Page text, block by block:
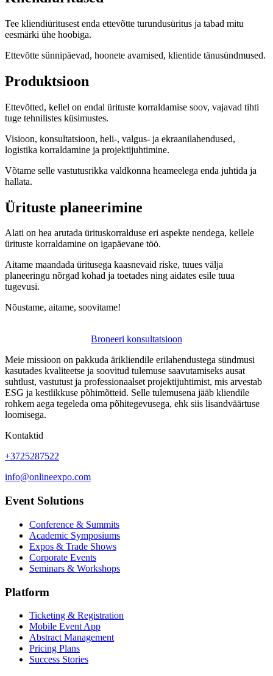
Tee kliendiüritusest enda ettevõtte turundusüritus ja tabad mitu
eesmärki ühe hoobiga.
Ettevõtte sünnipäevad, hoonete avamised, klientide tänusündmused.
Produktsioon
Ettevõtted, kellel on endal ürituste korraldamise soov, vajavad tihti
tuge tehnilistes küsimustes.
Visioon, konsultatsioon, heli-, valgus- ja ekraanilahendused,
logistika korraldamine ja projektijuhtimine.
Võtame selle vastutusrikka valdkonna heameelega enda juhtida ja
hallata.
Ürituste planeerimine
Alati on hea arutada ürituskorralduse eri aspekte nendega, kellele
ürituste korraldamine on igapäevane töö.
Aitame maandada üritusega kaasnevaid riske, tuues välja
planeeringu nõrgad kohad ja toetades ning aidates esile tuua
tugevusi.
Nõustame, aitame, soovitame!
Broneeri konsultatsioon
Meie missioon on pakkuda ärikliendile erilahendustega sündmusi
kasutades kvaliteetse ja soovitud tulemuse saavutamiseks ausat
suhtlust, vastutust ja professionaalset projektijuhtimist, mis arvestab
ESG ja kestlikkuse põhimõtteid. Selle tulemusena jääb kliendile
rohkem aega tegeleda oma põhitegevusega, ehk siis lisandväärtuse
loomisega.
Kontaktid
+3725287522
info@onlineexpo.com
Event Solutions
Conference & Summits
Academic Symposiums
Expos & Trade Shows
Corporate Events
Seminars & Workshops
Platform
Ticketing & Registration
Mobile Event App
Abstract Management
Pricing Plans
Success Stories